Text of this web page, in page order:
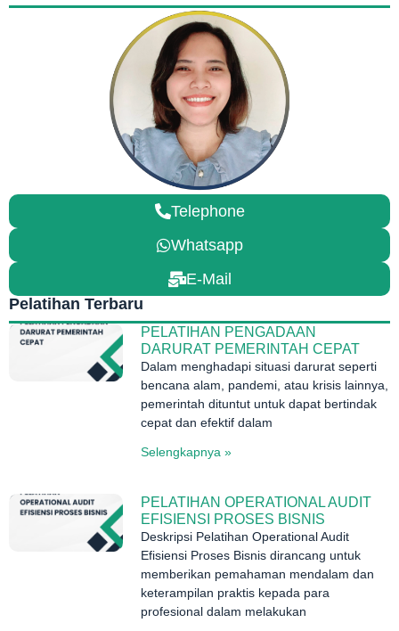
Telephone
Whatsapp
E-Mail
Pelatihan Terbaru
PELATIHAN PENGADAAN
DARURAT PEMERINTAH CEPAT
Dalam menghadapi situasi darurat seperti
bencana alam, pandemi, atau krisis lainnya,
pemerintah dituntut untuk dapat bertindak
cepat dan efektif dalam
Selengkapnya »
PELATIHAN OPERATIONAL AUDIT
EFISIENSI PROSES BISNIS
Deskripsi Pelatihan Operational Audit
Efisiensi Proses Bisnis dirancang untuk
memberikan pemahaman mendalam dan
keterampilan praktis kepada para
profesional dalam melakukan